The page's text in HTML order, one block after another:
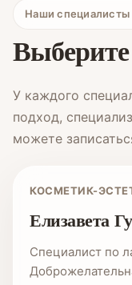
Наши специалисты
Выберите
У каждого
подход,
можете
КОСМЕТИК-
Елизавета
Специалист по